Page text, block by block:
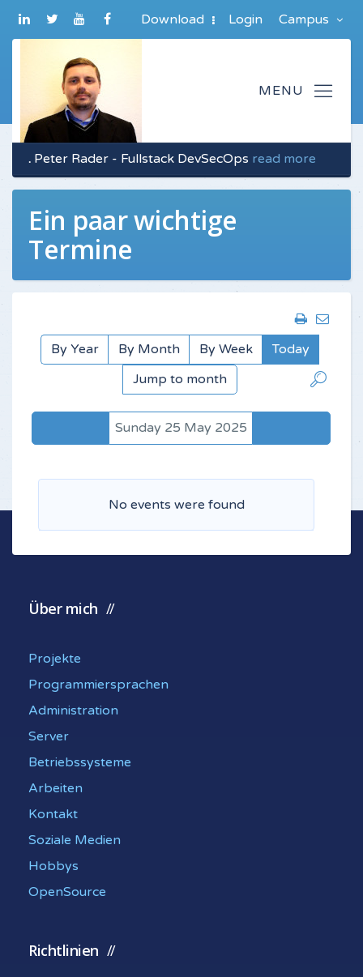
Campus
Download Login
. Peter Rader - Fullstack DevSecOps read more
Ein paar wichtige
Termine
By Year By Month By Week
Today
Jump to month
Sunday 25 May 2025
No events were found
Über mich
Projekte
Programmiersprachen
Administration
Server
Betriebssysteme
Arbeiten
Kontakt
Soziale Medien
Hobbys
OpenSource
Richtlinien